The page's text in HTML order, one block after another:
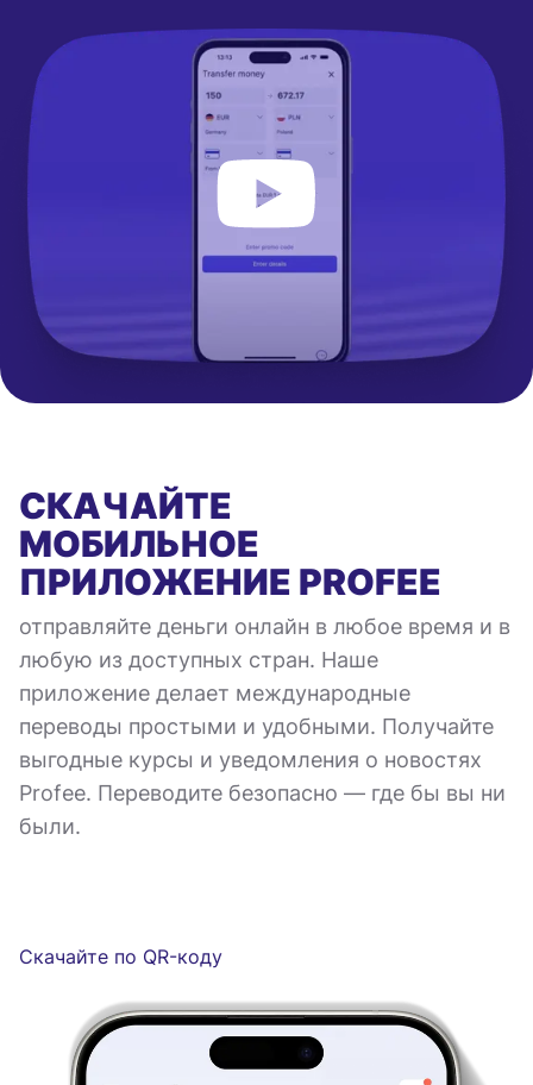
СКАЧАЙТЕ
МОБИЛЬНОЕ
ПРИЛОЖЕНИЕ PROFEE
отправляйте деньги онлайн в любое время и в
любую из доступных стран. Наше
приложение делает международные
переводы простыми и удобными. Получайте
выгодные курсы и уведомления о новостях
Profee. Переводите безопасно — где бы вы ни
были.
Скачайте по QR-коду